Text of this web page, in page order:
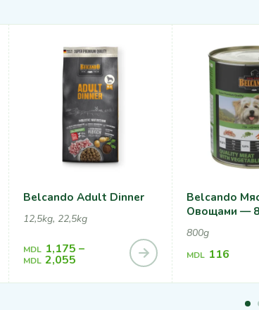
Belcando Adult Dinner
12,5kg, 22,5kg
MDL 1,175 –
MDL 2,055
Belcando
Овощами —
800g
MDL 116